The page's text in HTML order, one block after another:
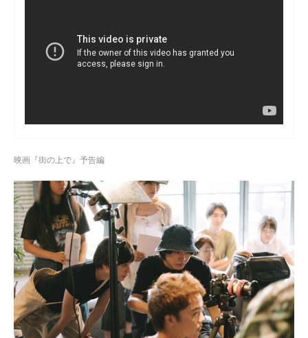
映画『街の上で』予告編